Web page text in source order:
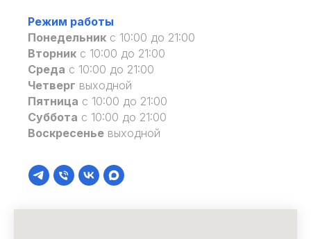
Режим работы
Понедельник с 10:00 до 21:00
Вторник с 10:00 до 21:00
Среда с 10:00 до 21:00
Четверг выходной
Пятница с 10:00 до 21:00
Суббота с 10:00 до 21:00
Воскресенье выходной